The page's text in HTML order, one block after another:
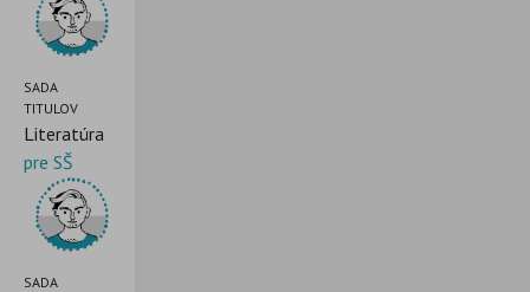
SADA
TITULOV
Literatúra
pre SŠ
SADA